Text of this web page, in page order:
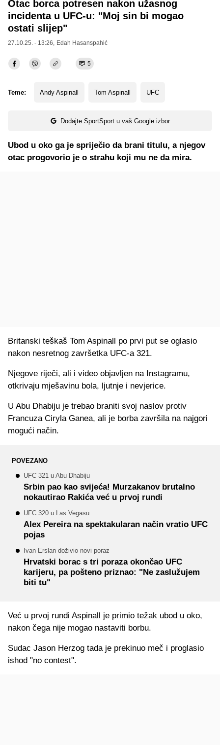
Otac borca potresen nakon užasnog
incidenta u UFC-u: "Moj sin bi mogao
ostati slijep"
27.10.25. - 13:26, Edah Hasanspahić
5
Teme: Andy Aspinall Tom Aspinall UFC
Dodajte SportSport u vaš Google izbor
Ubod u oko ga je spriječio da brani titulu, a njegov
otac progovorio je o strahu koji mu ne da mira.
Britanski teškaš Tom Aspinall po prvi put se oglasio
nakon nesretnog završetka UFC-a 321.
Njegove riječi, ali i video objavljen na Instagramu,
otkrivaju mješavinu bola, ljutnje i nevjerice.
U Abu Dhabiju je trebao braniti svoj naslov protiv
Francuza Ciryla Ganea, ali je borba završila na najgori
mogući način.
POVEZANO
UFC 321 u Abu Dhabiju
Srbin pao kao svijeća! Murzakanov brutalno
nokautirao Rakića već u prvoj rundi
UFC 320 u Las Vegasu
Alex Pereira na spektakularan način vratio UFC
pojas
Ivan Erslan doživio novi poraz
Hrvatski borac s tri poraza okončao UFC
karijeru, pa pošteno priznao: "Ne zaslužujem
biti tu"
Već u prvoj rundi Aspinall je primio težak ubod u oko,
nakon čega nije mogao nastaviti borbu.
Sudac Jason Herzog tada je prekinuo meč i proglasio
ishod "no contest".